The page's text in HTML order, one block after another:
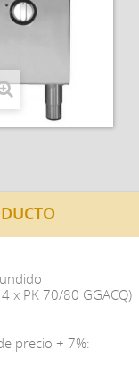
x PK 70/80 GGACQ)
precio + 7%: